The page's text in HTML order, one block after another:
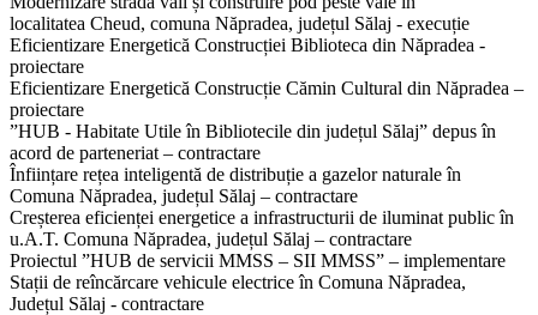
localitatea Cheud, comuna Năpradea, județul Sălaj - execuție
Eficientizare Energetică Construcției Biblioteca din Năpradea -
proiectare
Eficientizare Energetică Construcție Cămin Cultural din Năpradea –
proiectare
”HUB - Habitate Utile în Bibliotecile din județul Sălaj” depus în
acord de parteneriat – contractare
Înființare rețea inteligentă de distribuție a gazelor naturale în
Comuna Năpradea, județul Sălaj – contractare
Creșterea eficienței energetice a infrastructurii de iluminat public în
u.A.T. Comuna Năpradea, județul Sălaj – contractare
Proiectul ”HUB de servicii MMSS – SII MMSS” – implementare
Stații de reîncărcare vehicule electrice în Comuna Năpradea,
Județul Sălaj - contractare